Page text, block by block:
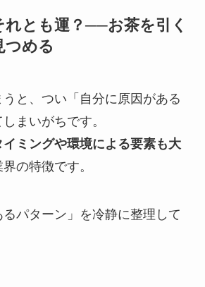
れとも運？──お茶を引く
つめる
と、つい「自分に原因がある
まいがちです。
イミングや環境による要素も大
の特徴です。
るパターン」を冷静に整理して